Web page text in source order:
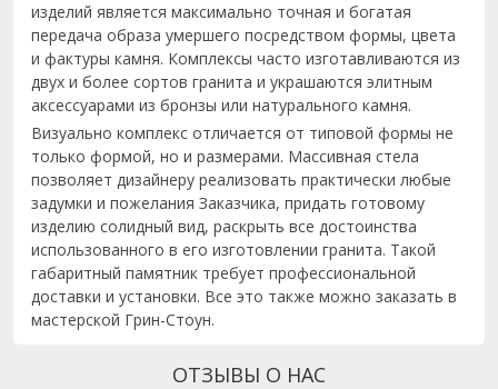
изделий является максимально точная и богатая
передача образа умершего посредством формы, цвета
и фактуры камня. Комплексы часто изготавливаются из
двух и более сортов гранита и украшаются элитным
аксессуарами из бронзы или натурального камня.
Визуально комплекс отличается от типовой формы не
только формой, но и размерами. Массивная стела
позволяет дизайнеру реализовать практически любые
задумки и пожелания Заказчика, придать готовому
изделию солидный вид, раскрыть все достоинства
использованного в его изготовлении гранита. Такой
габаритный памятник требует профессиональной
доставки и установки. Все это также можно заказать в
мастерской Грин-Стоун.
ОТЗЫВЫ О НАС